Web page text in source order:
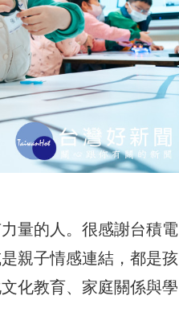
量的人。很感謝台積電
親子情感連結，都是孩
化教育、家庭關係與學